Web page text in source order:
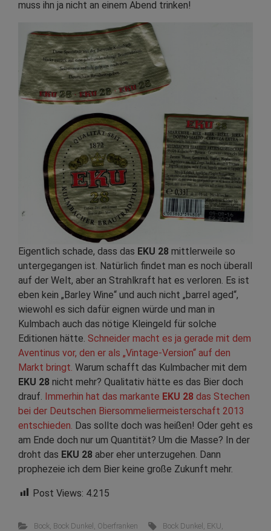
muss ihn ja nicht an einem Abend trinken!
Eigentlich schade, dass das EKU 28 mittlerweile so
untergegangen ist. Natürlich findet man es noch überall
auf der Welt, aber an Strahlkraft hat es verloren. Es ist
eben kein „Barley Wine“ und auch nicht „barrel aged“,
wiewohl es sich dafür eignen würde und man in
Kulmbach auch das nötige Kleingeld für solche
Editionen hätte. Schneider macht es ja gerade mit dem
Aventinus vor, den er als „Vintage-Version“ auf den
Markt bringt. Warum schafft das Kulmbacher mit dem
EKU 28 nicht mehr? Qualitativ hätte es das Bier doch
drauf. Immerhin hat das markante EKU 28 das Stechen
bei der Deutschen Biersommeliermeisterschaft 2013
entschieden. Das sollte doch was heißen! Oder geht es
am Ende doch nur um Quantität? Um die Masse? In der
droht das EKU 28 aber eher unterzugehen. Dann
prophezeie ich dem Bier keine große Zukunft mehr.
Post Views: 4.215
Bock, Bock Dunkel Oberfranken Bock Dunkel EKU